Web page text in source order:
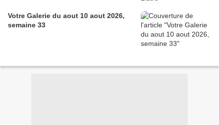
Votre Galerie du aout 10 aout 2026,
semaine 33